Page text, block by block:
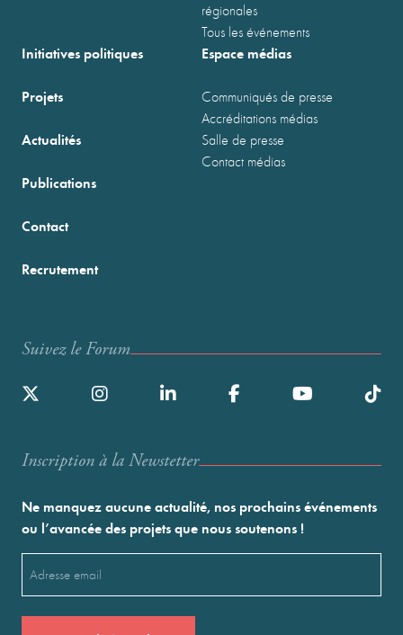
régionales
Tous les événements
Initiatives politiques
Projets
Actualités
Publications
Espace médias
Communiqués de presse
Accréditations médias
Salle de presse
Contact médias
Contact
Recrutement
Suivez le Forum
Inscription à la Newstetter
Ne manquez aucune actualité, nos prochains événements
ou l’avancée des projets que nous soutenons !
(Nécessaire)